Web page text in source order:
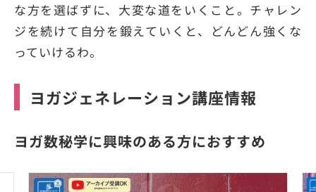
な方を選ばずに、大変な道をいくこと。チャレン
ジを続けて自分を鍛えていくと、どんどん強くな
っていけるわ。
ヨガジェネレーション講座情報
ヨガ数秘学に興味のある方におすすめ